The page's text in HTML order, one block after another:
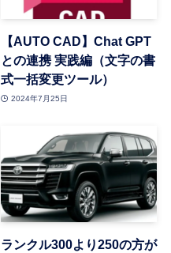
【AUTO CAD】Chat GPT
との連携 実践編（文字の書
式一括変更ツール）
2024年7月25日
ランクル300より250の方が